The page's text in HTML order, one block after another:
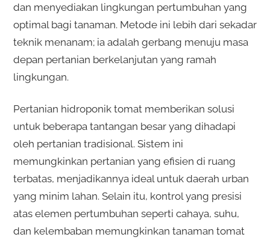
dan menyediakan lingkungan pertumbuhan yang
optimal bagi tanaman. Metode ini lebih dari sekadar
teknik menanam; ia adalah gerbang menuju masa
depan pertanian berkelanjutan yang ramah
lingkungan.
Pertanian hidroponik tomat memberikan solusi
untuk beberapa tantangan besar yang dihadapi
oleh pertanian tradisional. Sistem ini
memungkinkan pertanian yang efisien di ruang
terbatas, menjadikannya ideal untuk daerah urban
yang minim lahan. Selain itu, kontrol yang presisi
atas elemen pertumbuhan seperti cahaya, suhu,
dan kelembaban memungkinkan tanaman tomat